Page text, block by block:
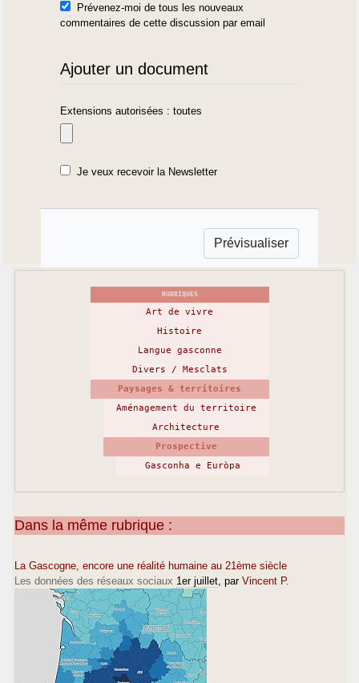
Prévenez-moi de tous les nouveaux
commentaires de cette discussion par email
Ajouter un document
Extensions autorisées : toutes
Je veux recevoir la Newsletter
RUBRIQUES
Art de vivre
Histoire
Langue gasconne
Divers / Mesclats
Paysages & territoires
Aménagement du territoire
Architecture
Prospective
Gasconha e Euròpa
Dans la même rubrique :
La Gascogne, encore une réalité humaine au 21ème siècle
Les données des réseaux sociaux 1er juillet , par Vincent P.